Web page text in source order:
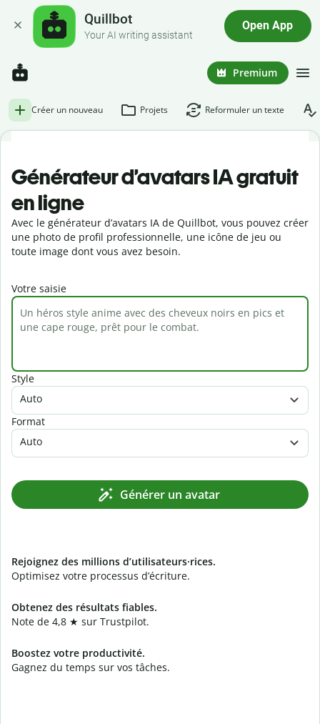
Quillbot
Your AI writing assistant
Open App
Premium
Créer un nouveau Projets Reformuler un texte
Générateur d’avatars IA gratuit
en ligne
Avec le générateur d’avatars IA de Quillbot, vous pouvez créer
une photo de profil professionnelle, une icône de jeu ou
toute image dont vous avez besoin.
Votre saisie
Style
Auto
Format
Auto
Générer un avatar
Rejoignez des millions d’utilisateurs·rices.
Optimisez votre processus d’écriture.
Obtenez des résultats fiables.
Note de 4,8 ★ sur Trustpilot.
Boostez votre productivité.
Gagnez du temps sur vos tâches.